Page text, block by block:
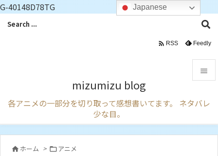
G-40148D78TG
mizumizu blog
各アニメの一部分を切り取って感想書いてます。 ネタバレ
少な目。

メニュ
 RSS Feedly
 ホーム > アニメ
Japanese